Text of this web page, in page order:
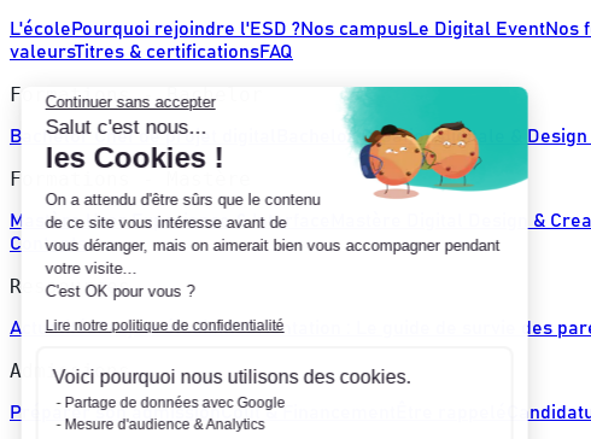
Continuer sans accepter
Salut c'est nous...
les Cookies !
On a attendu d'être sûrs que le contenu
de ce site vous intéresse avant de
vous déranger, mais on aimerait bien vous accompagner pendant
votre visite...
C'est OK pour vous ?
Lire notre politique de confidentialité
Voici pourquoi nous utilisons des cookies.
Partage de données avec Google
Mesure d'audience & Analytics
L'écolePourquoi rejoindre l'ESD ?Nos campusLe Digital EventNos
valeursTitres & certificationsFAQ
Formations - Bachelor
Bachelor Chef de projet digital Bachelor Création digitale &
Formations - Mastère
Mastère User Experience & Interface Mastère Digital Design &
Contents
Ressources
ActualitésProjets étudiantsOrientation : Le guide de survie des
Admissions
Préparer son admissionCoût & Financement